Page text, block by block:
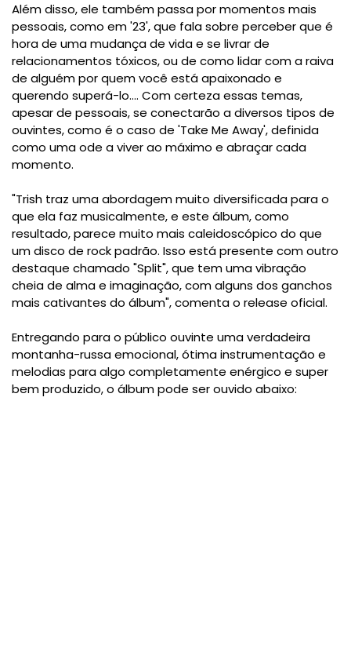
Além disso, ele também passa por momentos mais
pessoais, como em '23', que fala sobre perceber que é
hora de uma mudança de vida e se livrar de
relacionamentos tóxicos, ou de como lidar com a raiva
de alguém por quem você está apaixonado e
querendo superá-lo.... Com certeza essas temas,
apesar de pessoais, se conectarão a diversos tipos de
ouvintes, como é o caso de 'Take Me Away', definida
como uma ode a viver ao máximo e abraçar cada
momento.
"Trish traz uma abordagem muito diversificada para o
que ela faz musicalmente, e este álbum, como
resultado, parece muito mais caleidoscópico do que
um disco de rock padrão. Isso está presente com outro
destaque chamado "Split", que tem uma vibração
cheia de alma e imaginação, com alguns dos ganchos
mais cativantes do álbum", comenta o release oficial.
Entregando para o público ouvinte uma verdadeira
montanha-russa emocional, ótima instrumentação e
melodias para algo completamente enérgico e super
bem produzido, o álbum pode ser ouvido abaixo: